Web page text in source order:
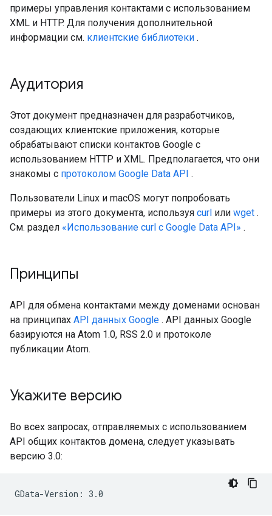
примеры управления контактами с использованием
XML и HTTP. Для получения дополнительной
информации см. клиентские библиотеки .
Аудитория
Этот документ предназначен для разработчиков,
создающих клиентские приложения, которые
обрабатывают списки контактов Google с
использованием HTTP и XML. Предполагается, что они
знакомы с протоколом Google Data API .
Пользователи Linux и macOS могут попробовать
примеры из этого документа, используя curl или wget .
См. раздел «Использование curl с Google Data API» .
Принципы
API для обмена контактами между доменами основан
на принципах API данных Google . API данных Google
базируются на Atom 1.0, RSS 2.0 и протоколе
публикации Atom.
Укажите версию
Во всех запросах, отправляемых с использованием
API общих контактов домена, следует указывать
версию 3.0: